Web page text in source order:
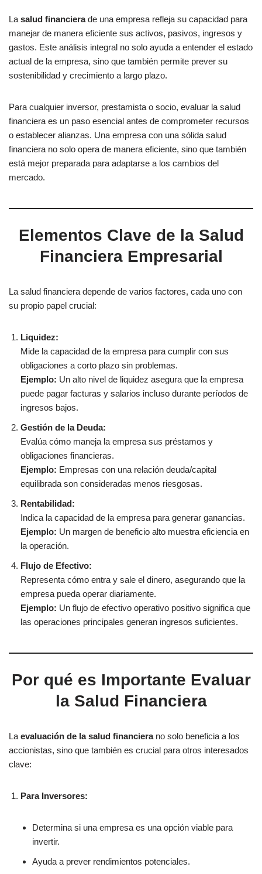
La salud financierade una empresa refleja su capacidad para
manejar de manera eficiente sus activos, pasivos, ingresos y
gastos. Este análisis integral no solo ayuda a entender el estado
actual de la empresa, sino que también permite prever su
sostenibilidad y crecimiento a largo plazo.
Para cualquier inversor, prestamista o socio, evaluar la salud
financiera es un paso esencial antes de comprometer recursos
o establecer alianzas. Una empresa con una sólida salud
financiera no solo opera de manera eficiente, sino que también
está mejor preparada para adaptarse a los cambios del
mercado.
Elementos Clave de la Salud
Financiera Empresarial
La salud financiera depende de varios factores, cada uno con
su propio papel crucial:
Liquidez:
Mide la capacidad de la empresa para cumplir con sus
obligaciones a corto plazo sin problemas.
Ejemplo: Un alto nivel de liquidez asegura que la empresa
puede pagar facturas y salarios incluso durante períodos de
ingresos bajos.
Gestión de la Deuda:
Evalúa cómo maneja la empresa sus préstamos y
obligaciones financieras.
Ejemplo: Empresas con una relación deuda/capital
equilibrada son consideradas menos riesgosas.
Rentabilidad:
Indica la capacidad de la empresa para generar ganancias.
Ejemplo: Un margen de beneficio alto muestra eficiencia en
la operación.
Flujo de Efectivo:
Representa cómo entra y sale el dinero, asegurando que la
empresa pueda operar diariamente.
Ejemplo: Un flujo de efectivo operativo positivo significa que
las operaciones principales generan ingresos suficientes.
Por qué es Importante Evaluar
la Salud Financiera
La evaluación de la salud financierano solo beneficia a los
accionistas, sino que también es crucial para otros interesados
clave:
Para Inversores:
Determina si una empresa es una opción viable para
invertir.
Ayuda a prever rendimientos potenciales.